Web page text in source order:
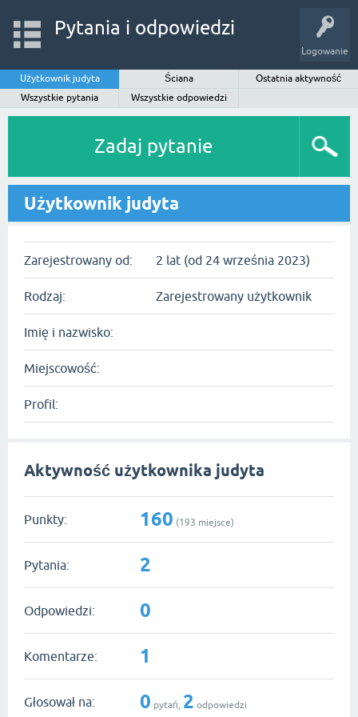
Logowanie
Pytania i odpowiedzi
Użytkownik judyta Ściana
Ostatnia aktywność
Wszystkie pytania
Wszystkie odpowiedzi
Zadaj pytanie
Użytkownik judyta
Zarejestrowany od: 2 lat (od 24 września 2023)
Rodzaj: Zarejestrowany użytkownik
Imię i nazwisko:
Miejscowość:
Profil:
Aktywność użytkownika judyta
Punkty: 160 (193 miejsce)
Pytania: 2
Odpowiedzi: 0
Komentarze: 1
Głosował na: 0 pytań, 2 odpowiedzi